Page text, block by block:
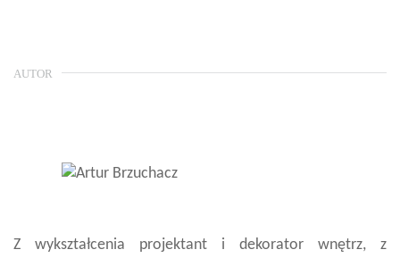
AUTOR
Z wykształcenia projektant i dekorator wnętrz, z